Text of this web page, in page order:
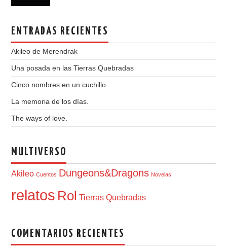
ENTRADAS RECIENTES
Akileo de Merendrak
Una posada en las Tierras Quebradas
Cinco nombres en un cuchillo.
La memoria de los días.
The ways of love.
MULTIVERSO
Akileo Cuentos Dungeons&Dragons Novelas
relatos Rol Tierras Quebradas
COMENTARIOS RECIENTES